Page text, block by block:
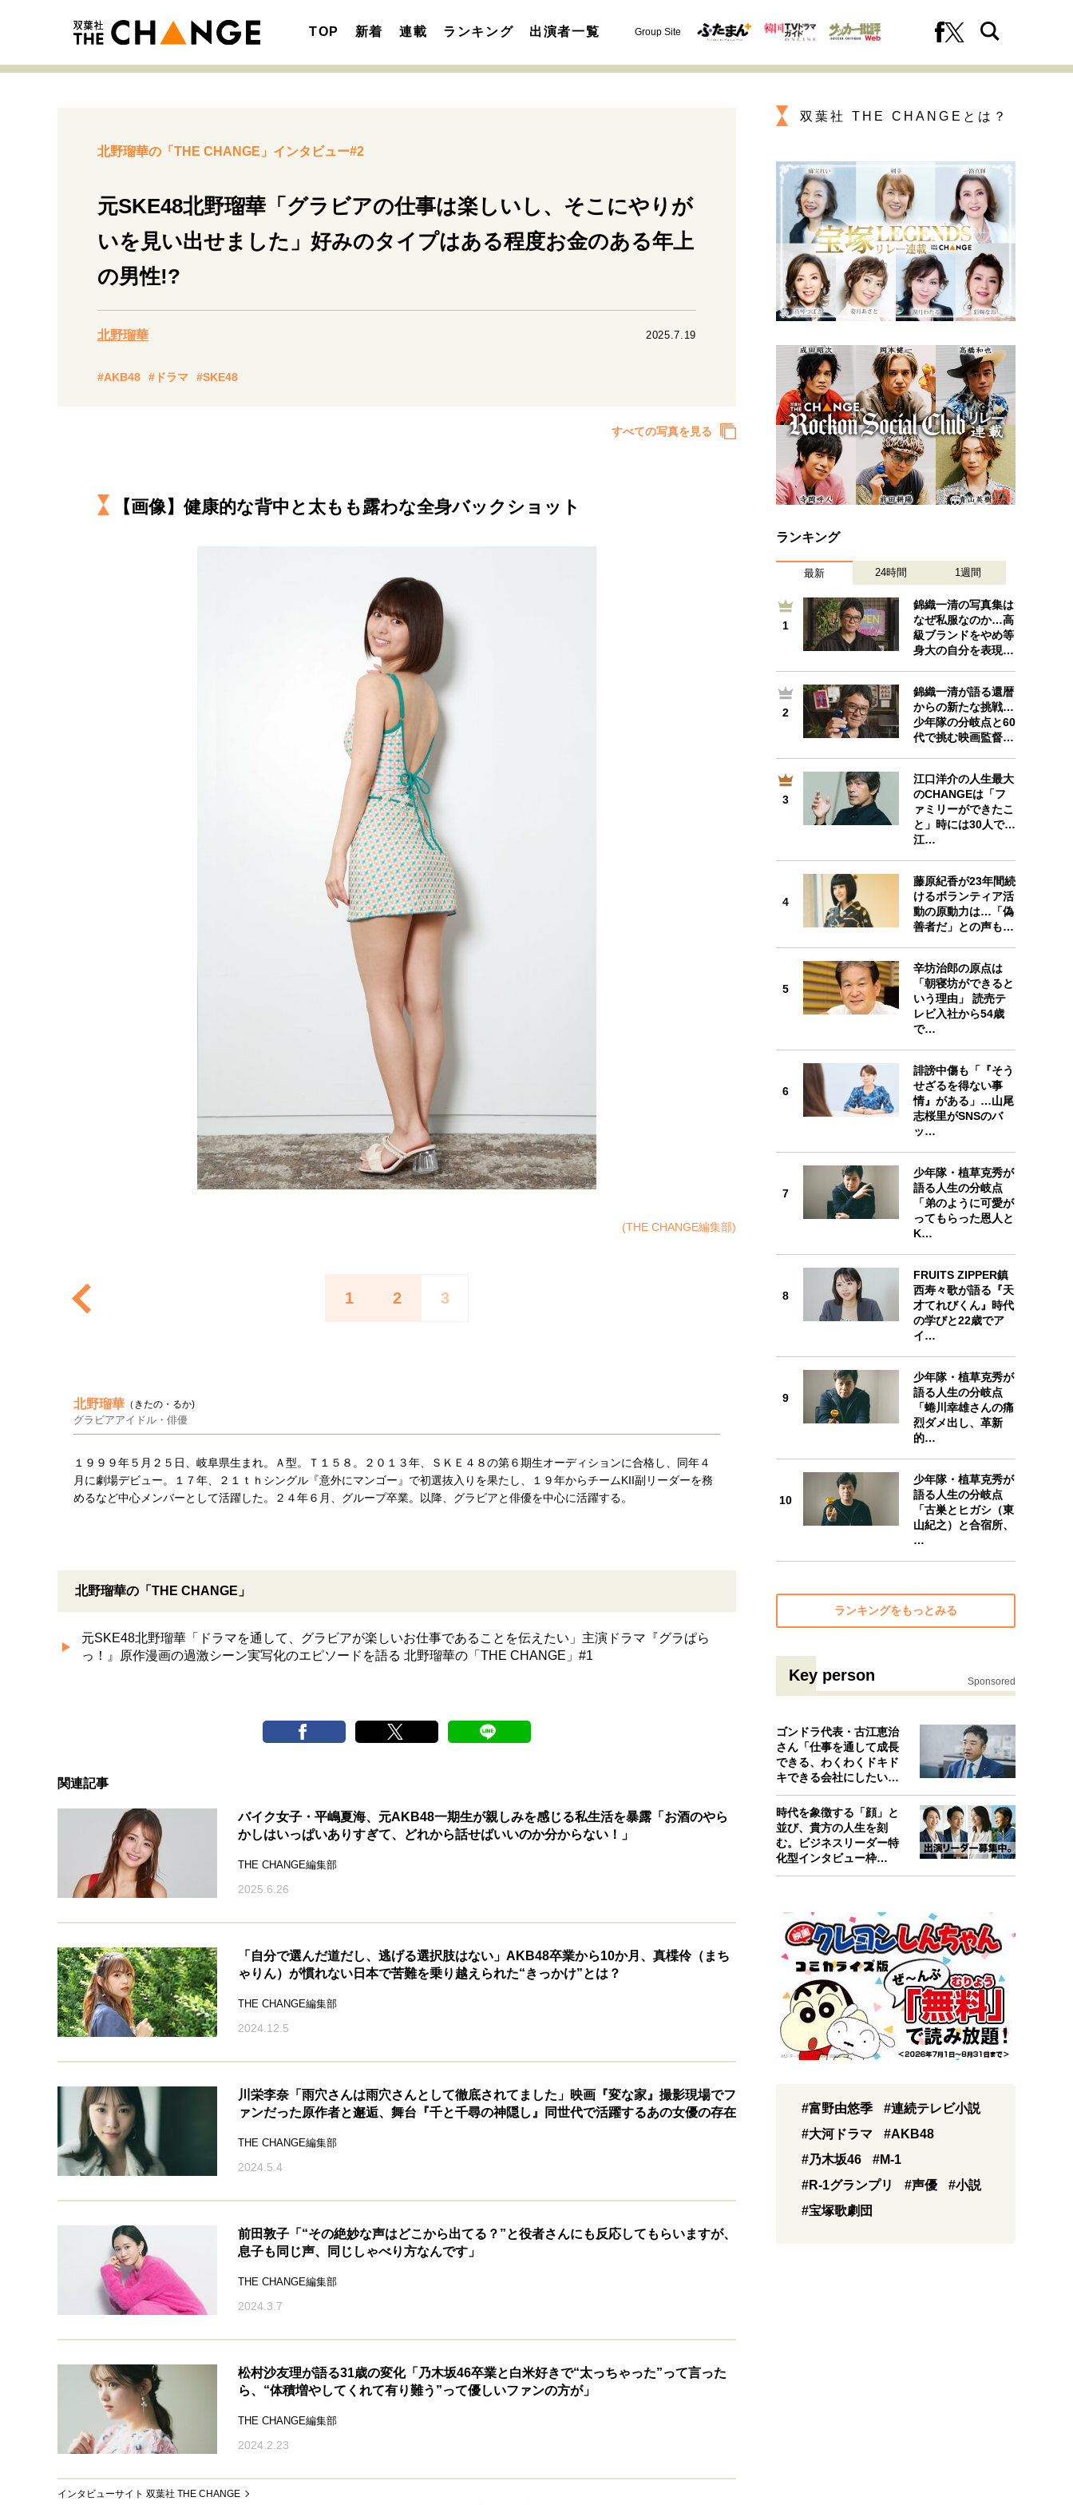
TOP 新着 連載 ランキング 出演者一覧 Group Site
サイトの核・哲学 運命を変えた出会い 決断の裏側 挫折からの再起
プロフェッショナルの矜持
表現者の葛藤
人生が動いた日 10代の挫折と原点
キャリア・働き方
ファーストキャリアを拓く
夢を掴む選択
忘れられない言葉 10代・20代の土台
親になるということ
病が教えてくれたこと
一生モノの愛用品
私を彩るエッセンス
60代のネクストステージ
北野瑠華の「THE CHANGE」インタビュー#2
元SKE48北野瑠華「グラビアの仕事は楽しいし、そこにやりが
いを見い出せました」好みのタイプはある程度お金のある年上
の男性!?
北野瑠華 2025.7.19
#AKB48 #ドラマ #SKE48
すべての写真を見る
【画像】健康的な背中と太もも露わな全身バックショット
(THE CHANGE編集部)
1 2 3
北野瑠華 （きたの・るか)
グラビアアイドル・俳優
１９９９年５月２５日、岐阜県生まれ。Ａ型。Ｔ１５８。２０１３年、ＳＫＥ４８の第６期生オーディションに合格し、同年４
月に劇場デビュー。１７年、２１ｔｈシングル『意外にマンゴー』で初選抜入りを果たし、１９年からチームKII副リーダーを務
めるなど中心メンバーとして活躍した。２４年６月、グループ卒業。以降、グラビアと俳優を中心に活躍する。
北野瑠華の「THE CHANGE」
元SKE48北野瑠華「ドラマを通して、グラビアが楽しいお仕事であることを伝えたい」主演ドラマ『グラぱら
っ！』原作漫画の過激シーン実写化のエピソードを語る 北野瑠華の「THE CHANGE」#1
関連記事
バイク女子・平嶋夏海、元AKB48一期生が親しみを感じる私生活を暴露「お酒のやら
かしはいっぱいありすぎて、どれから話せばいいのか分からない！」
THE CHANGE編集部
2025.6.26
「自分で選んだ道だし、逃げる選択肢はない」AKB48卒業から10か月、真楪伶（まち
ゃりん）が慣れない日本で苦難を乗り越えられた“きっかけ”とは？
THE CHANGE編集部
2024.12.5
川栄李奈「雨穴さんは雨穴さんとして徹底されてました」映画『変な家』撮影現場でフ
ァンだった原作者と邂逅、舞台『千と千尋の神隠し』同世代で活躍するあの女優の存在
THE CHANGE編集部
2024.5.4
前田敦子「“その絶妙な声はどこから出てる？”と役者さんにも反応してもらいますが、
息子も同じ声、同じしゃべり方なんです」
THE CHANGE編集部
2024.3.7
松村沙友理が語る31歳の変化「乃木坂46卒業と白米好きで“太っちゃった”って言った
ら、“体積増やしてくれて有り難う”って優しいファンの方が」
THE CHANGE編集部
2024.2.23
インタビューサイト 双葉社 THE CHANGE
双葉社 THE CHANGEとは？
ランキング
最新 24時間 1週間
1
錦織一清の写真集は
なぜ私服なのか…高
級ブランドをやめ等
身大の自分を表現…
2
錦織一清が語る還暦
からの新たな挑戦…
少年隊の分岐点と60
代で挑む映画監督…
3
江口洋介の人生最大
のCHANGEは「フ
ァミリーができたこ
と」時には30人で…
江…
4
藤原紀香が23年間続
けるボランティア活
動の原動力は…「偽
善者だ」との声も…
5
辛坊治郎の原点は
「朝寝坊ができると
いう理由」 読売テ
レビ入社から54歳
で…
6
誹謗中傷も「『そう
せざるを得ない事
情』がある」…山尾
志桜里がSNSのバ
ッ…
7
少年隊・植草克秀が
語る人生の分岐点
「弟のように可愛が
ってもらった恩人と
K…
8
FRUITS ZIPPER鎮
西寿々歌が語る『天
才てれびくん』時代
の学びと22歳でア
イ…
9
少年隊・植草克秀が
語る人生の分岐点
「蜷川幸雄さんの痛
烈ダメ出し、革新
的…
10
少年隊・植草克秀が
語る人生の分岐点
「古巣とヒガシ（東
山紀之）と合宿所、
…
ランキングをもっとみる
Key person Sponsored
ゴンドラ代表・古江恵治
さん「仕事を通して成長
できる、わくわくドキド
キできる会社にしたいと
考えたんで…
時代を象徴する「顔」と
並び、貴方の人生を刻
む。ビジネスリーダー特
化型インタビュー枠
『Key person』始…
#富野由悠季
#連続テレビ小説
#大河ドラマ
#AKB48
#乃木坂46
#M-1
#R-1グランプリ
#声優
#小説
#宝塚歌劇団